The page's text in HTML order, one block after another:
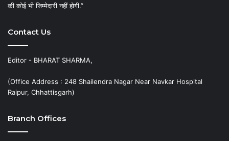
की कोई भी जिम्मेदारी नहीं होगी.”
Contact Us
Editor - BHARAT SHARMA,
(Office Address : 248 Shailendra Nagar Near Navkar Hospital
Raipur, Chhattisgarh)
Branch Offices